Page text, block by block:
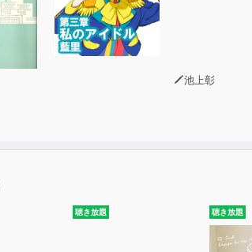
池上彰
聴き放題 聴き放題